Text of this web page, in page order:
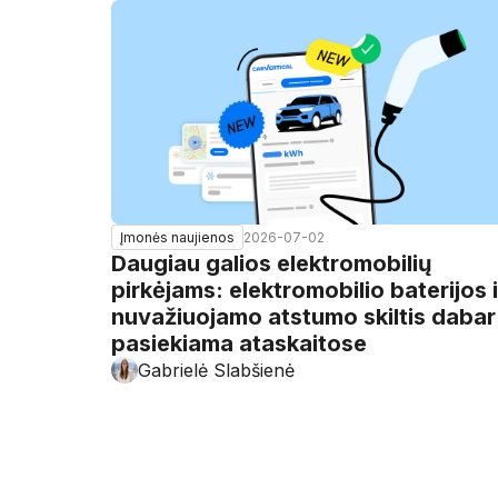
Įmonės naujienos 2026-07-02
Daugiau galios elektromobilių
pirkėjams: elektromobilio baterijos
nuvažiuojamo atstumo skiltis dabar
pasiekiama ataskaitose
Gabrielė Slabšienė